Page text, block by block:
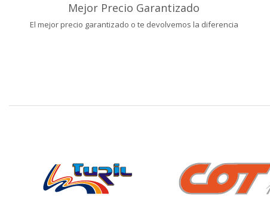
Mejor Precio Garantizado
El mejor precio garantizado o te devolvemos la diferencia